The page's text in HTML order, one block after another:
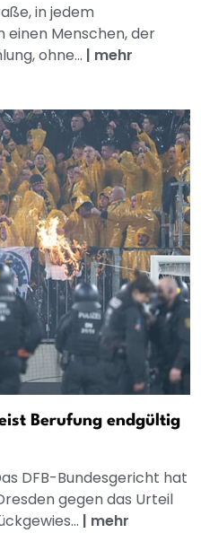
in jedem
einen Menschen, der
ohne... | mehr
Berufung endgültig
DFB-Bundesgericht hat
gegen das Urteil
| mehr